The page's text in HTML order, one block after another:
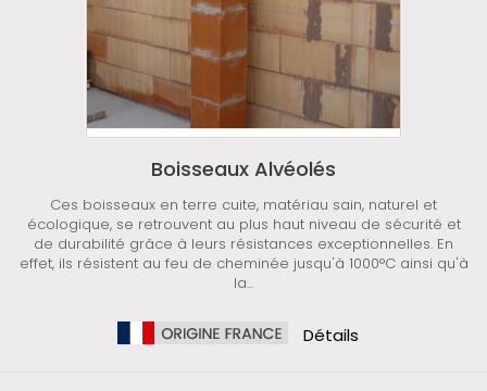
Boisseaux Alvéolés
Ces boisseaux en terre cuite, matériau sain, naturel et
écologique, se retrouvent au plus haut niveau de sécurité et
de durabilité grâce à leurs résistances exceptionnelles. En
effet, ils résistent au feu de cheminée jusqu'à 1000°C ainsi qu'à
la...
Détails